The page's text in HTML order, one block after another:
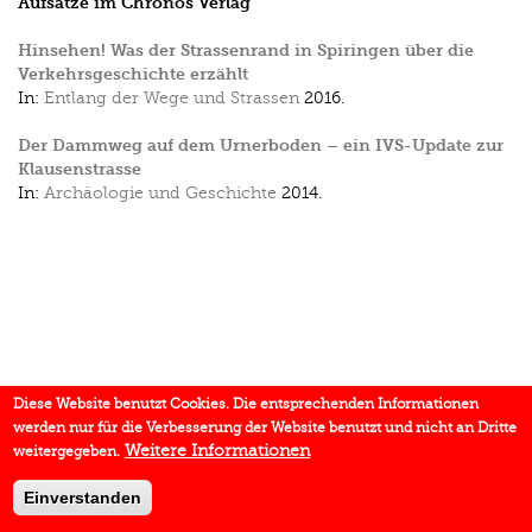
Hinsehen! Was der Strassenrand in Spiringen über die
Verkehrsgeschichte erzählt
In: Entlang der Wege und Strassen 2016.
Der Dammweg auf dem Urnerboden – ein IVS-Update zur
Klausenstrasse
In: Archäologie und Geschichte 2014.
Diese Website benutzt Cookies. Die entsprechenden Informationen
werden nur für die Verbesserung der Website benutzt und nicht an Dritte
weitergegeben. Weitere Informationen
Einverstanden